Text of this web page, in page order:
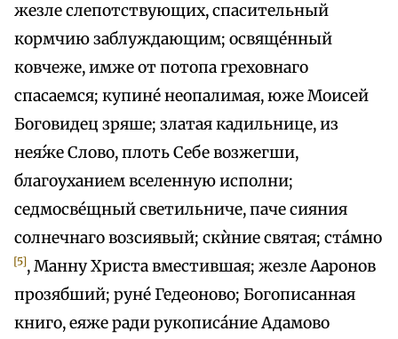
жезле слепотствующих, спасительный
кормчию заблуждающим; освяще́нный
ковчеже, имже от потопа греховнаго
спасаемся; купине́ неопалимая, юже Моисей
Боговидец зряше; златая кадильнице, из
нея́же Слово, плоть Себе возжегши,
благоуханием вселенную исполни;
седмосве́щный светильниче, паче сияния
солнечнаго возсиявый; скѝние святая; ста́мно
[5], Манну Христа вместившая; жезле Ааронов
прозябший; руне́ Гедеоново; Богописанная
книго, еяже ради рукописа́ние Адамово